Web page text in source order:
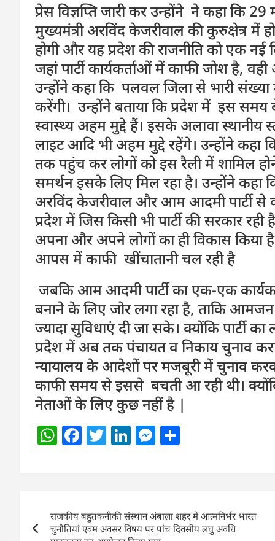
प्रेस विज्ञप्ति जारी कर उन्होंने ने कहा कि 29
मुख्यमंत्री अरविंद केजरीवाल की कुरुक्षेत्र में
होगी और यह प्रदेश की राजनीति को एक नई
जहां पार्टी कार्यकर्ताओं में काफी जोश है,
उन्होंने कहा कि पलवल जिला से भारी
करेंगी। उन्होंने बताया कि प्रदेश में इस समय
स्वास्थ्य अहम मुद्दे हैं। इसके अलावा स्थानीय
लाइट आदि भी अहम मुद्दे रहेंगे। उन्होंने कहा
तक पहुंच कर लोगों को इस रैली में शामिल
समर्थन इसके लिए मिल रहा है। उन्होंने कहा
अरविंद केजरीवाल और आम आदमी पार्टी से
प्रदेश में जिस किसी भी पार्टी की सरकार
अपना और अपने लोगों का ही विकास किया
आपस में काफी खींचातानी चल रही है
जबकि आम आदमी पार्टी का एक-एक
बनाने के लिए जोर लगा रहा है, ताकि
ज्यादा सुविधाएं दी जा सके। क्योंकि पार्टी
प्रदेश में अब तक पंचायत व निकाय चुनाव
न्यायालय के आदेशों पर मजबूरी में चुनाव
काफी समय से इससे बचती आ रही थी।
नेताओं के लिए कुछ नहीं है |
W
at
A
p
F
c
b
o
T
itt
Li
k
dI
n
M
ss
n
g
ar
navigation
राजकीय बहुतकनीकी संस्थान अंबाला शहर में आत्मनिर्भर भारत
चुनौतियां एवम अवसर विषय पर पांच दिवसीय लघु अवधि